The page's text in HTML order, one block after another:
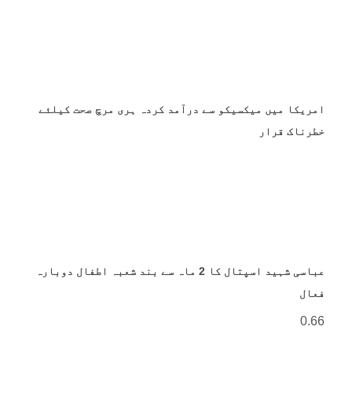
امریکا میں میکسیکو سے درآمد کردہ ہری مرچ صحت کیلئے
خطرناک قرار
عباسی شہید اسپتال کا 2 ماہ سے بند شعبہ اطفال دوبارہ
فعال